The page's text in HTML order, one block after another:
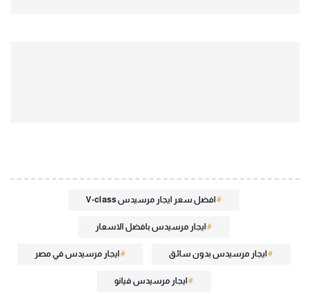
افضل سعر ايجار مرسيدس V-class
ايجار مرسيدس بافضل الاسعار
ايجار مرسيدس بدون سائق ايجار مرسيدس في مصر
ايجار مرسيدس فيانو